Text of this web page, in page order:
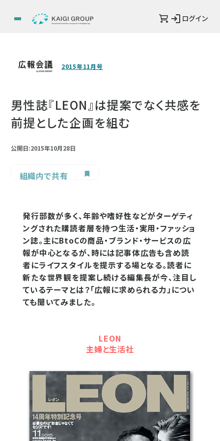
ログイン
2015年11月号
男性誌『LEON』は提案でなく共感を
前提とした企画を組む
公開日:2015年10月28日
組織内で共有
発行部数が多く、年齢や嗜好性などがターゲティ
ングされた購読者層を持つ生活・実用・ファッショ
ン誌。主にBtoCの商品・ブランド・サービスの広
報が中心となるが、時には記事体広告も含め読
者にライフスタイルを提示する場となる。読者に
新たな世界観を提案し続ける編集長が今、注目し
ているテーマとは？「広報に求められる力」につい
ても聞いてみました。
LEON
主婦と生活社